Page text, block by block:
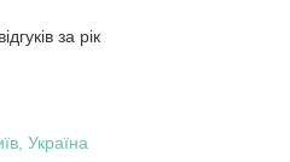
за рік
Україна